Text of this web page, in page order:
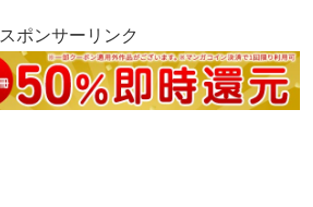
スポンサーリンク